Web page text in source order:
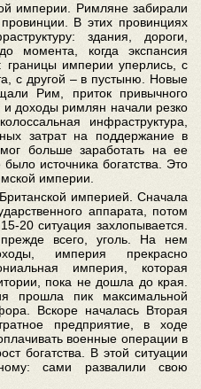
империи. Римляне забирали
В этих провинциях
здания, дороги,
момента, когда экспансия
границы империи уперлись, с
с другой – в пустыню. Новые
Рим, приток привычного
доходы римлян начали резко
инфраструктура,
затрат на поддержание в
больше заработать на ее
источника богатства. Это
империи.
империей. Сначала
аппарата, потом
20 ситуация захлопывается.
всего, уголь. На нем
империя прекрасно
империя, которая
пока не дошла до края.
прошла пик максимальной
Вскоре началась Вторая
предприятие, в ходе
военные операции в
богатства. В этой ситуации
сами развалили свою